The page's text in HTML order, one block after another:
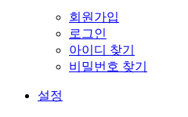
회원가입
로그인
아이디 찾기
비밀번호 찾기
설정